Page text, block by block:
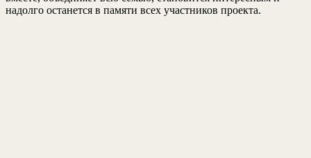
надолго останется в памяти всех участников проекта.